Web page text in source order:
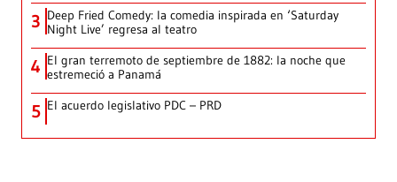
3 Deep Fried Comedy: la comedia inspirada en ‘Saturday
Night Live’ regresa al teatro
4 El gran terremoto de septiembre de 1882: la noche que
estremeció a Panamá
5 El acuerdo legislativo PDC – PRD